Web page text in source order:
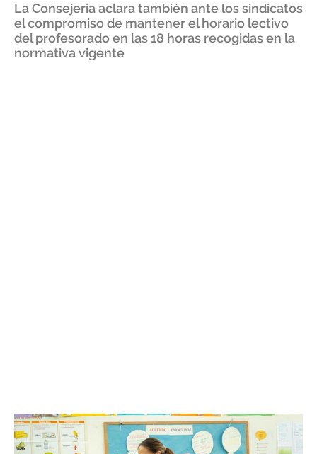
La Consejería aclara también ante los sindicatos
el compromiso de mantener el horario lectivo
del profesorado en las 18 horas recogidas en la
normativa vigente